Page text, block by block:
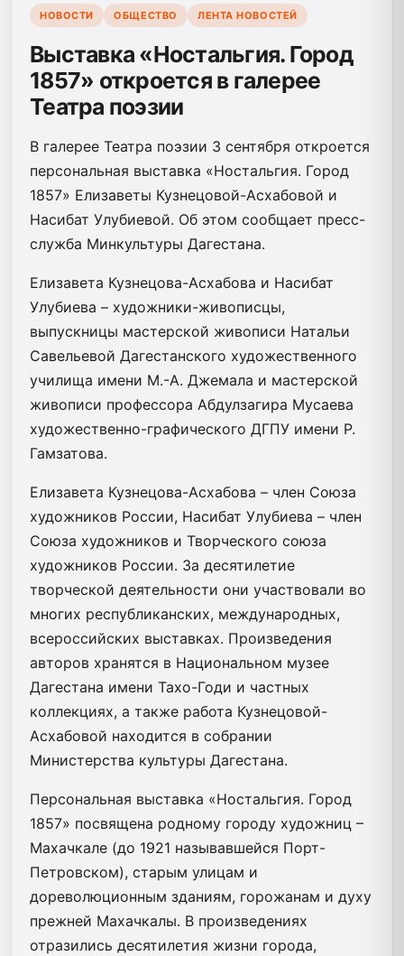
НОВОСТИ ОБЩЕСТВО ЛЕНТА НОВОСТЕЙ
Выставка «Ностальгия. Город
1857» откроется в галерее
Театра поэзии
В галерее Театра поэзии 3 сентября откроется
персональная выставка «Ностальгия. Город
1857» Елизаветы Кузнецовой-Асхабовой и
Насибат Улубиевой. Об этом сообщает пресс-
служба Минкультуры Дагестана.
Елизавета Кузнецова-Асхабова и Насибат
Улубиева – художники-живописцы,
выпускницы мастерской живописи Натальи
Савельевой Дагестанского художественного
училища имени М.-А. Джемала и мастерской
живописи профессора Абдулзагира Мусаева
художественно-графического ДГПУ имени Р.
Гамзатова.
Елизавета Кузнецова-Асхабова – член Союза
художников России, Насибат Улубиева – член
Союза художников и Творческого союза
художников России. За десятилетие
творческой деятельности они участвовали во
многих республиканских, международных,
всероссийских выставках. Произведения
авторов хранятся в Национальном музее
Дагестана имени Тахо-Годи и частных
коллекциях, а также работа Кузнецовой-
Асхабовой находится в собрании
Министерства культуры Дагестана.
Персональная выставка «Ностальгия. Город
1857» посвящена родному городу художниц –
Махачкале (до 1921 называвшейся Порт-
Петровском), старым улицам и
дореволюционным зданиям, горожанам и духу
прежней Махачкалы. В произведениях
отразились десятилетия жизни города,